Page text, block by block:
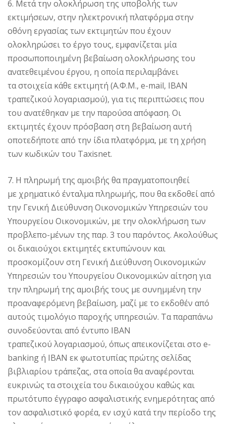
6. Μετά την ολοκλήρωση της υποβολής των
εκτιμήσεων, στην ηλεκτρονική πλατφόρμα στην
οθόνη εργασίας των εκτιμητών που έχουν
ολοκληρώσει το έργο τους, εμφανίζεται μία
προσωποποιημένη βεβαίωση ολοκλήρωσης του
ανατεθειμένου έργου, η οποία περιλαμβάνει
τα στοιχεία κάθε εκτιμητή (Α.Φ.Μ., e-mail, IBAN
τραπεζικού λογαριασμού), για τις περιπτώσεις που
του ανατέθηκαν με την παρούσα απόφαση. Οι
εκτιμητές έχουν πρόσβαση στη βεβαίωση αυτή
οποτεδήποτε από την ίδια πλατφόρμα, με τη χρήση
των κωδικών του Taxisnet.
7. Η πληρωμή της αμοιβής θα πραγματοποιηθεί
με χρηματικό ένταλμα πληρωμής, που θα εκδοθεί από
την Γενική Διεύθυνση Οικονομικών Υπηρεσιών του
Υπουργείου Οικονομικών, με την ολοκλήρωση των
προβλεπο-μένων της παρ. 3 του παρόντος. Ακολούθως
οι δικαιούχοι εκτιμητές εκτυπώνουν και
προσκομίζουν στη Γενική Διεύθυνση Οικονομικών
Υπηρεσιών του Υπουργείου Οικονομικών αίτηση για
την πληρωμή της αμοιβής τους με συνημμένη την
προαναφερόμενη βεβαίωση, μαζί με το εκδοθέν από
αυτούς τιμολόγιο παροχής υπηρεσιών. Τα παραπάνω
συνοδεύονται από έντυπο ΙΒΑΝ
τραπεζικού λογαριασμού, όπως απεικονίζεται στο e-
banking ή ΙΒΑΝ εκ φωτοτυπίας πρώτης σελίδας
βιβλιαρίου τράπεζας, στα οποία θα αναφέρονται
ευκρινώς τα στοιχεία του δικαιούχου καθώς και
πρωτότυπο έγγραφο ασφαλιστικής ενημερότητας από
τον ασφαλιστικό φορέα, εν ισχύ κατά την περίοδο της